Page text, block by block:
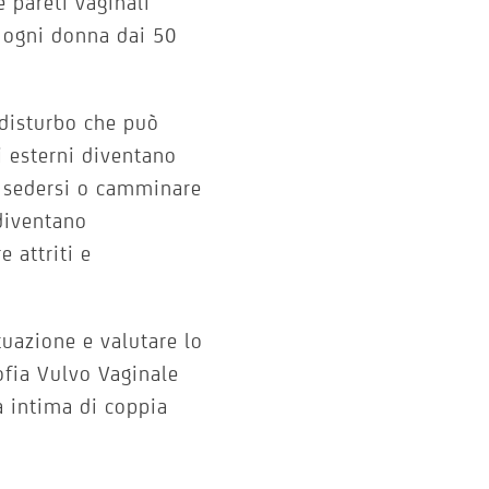
donna dai 50
che può
esterni diventano
o camminare
attriti e
e valutare lo
Vulvo Vaginale
intima di coppia